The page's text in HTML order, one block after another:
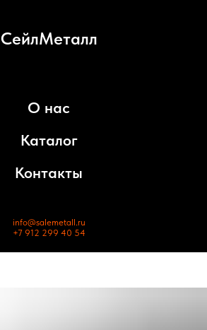
СейлМеталл
О нас
Каталог
Контакты
info@salemetall.ru
+7 912 299 40 54